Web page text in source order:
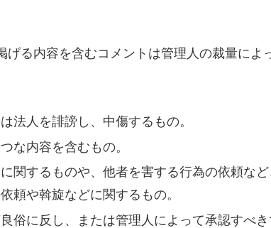
げる内容を含むコメントは管理人の裁量によ
法人を誹謗し、中傷するもの。
な内容を含むもの。
関するものや、他者を害する行為の依頼な
頼や斡旋などに関するもの。
俗に反し、または管理人によって承認すべき